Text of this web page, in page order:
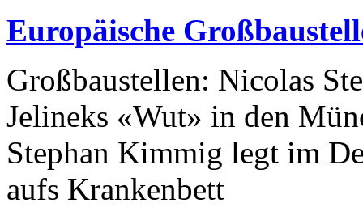
Europäische
Großbaustellen: Nicolas
Jelineks «Wut» in den
Stephan Kimmig legt im
aufs Krankenbett